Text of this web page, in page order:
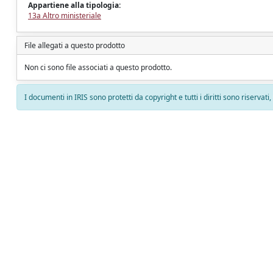
Appartiene alla tipologia:
13a Altro ministeriale
File allegati a questo prodotto
Non ci sono file associati a questo prodotto.
I documenti in IRIS sono protetti da copyright e tutti i diritti sono